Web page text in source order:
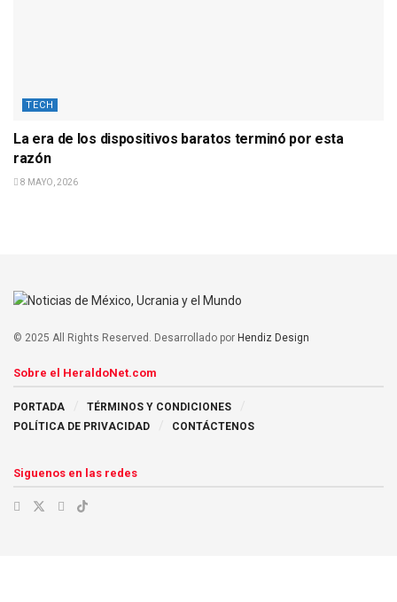
TECH
La era de los dispositivos baratos terminó por esta
razón
8 MAYO, 2026
© 2025 All Rights Reserved. Desarrollado por Hendiz Design
Sobre el HeraldoNet.com
PORTADA
TÉRMINOS Y CONDICIONES
POLÍTICA DE PRIVACIDAD
CONTÁCTENOS
Siguenos en las redes